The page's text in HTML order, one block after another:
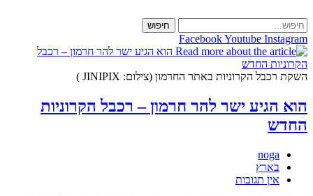
to
content
חיפוש
FacebookYoutube Instagram
השקת רכבל הקרוניות באתר החרמון (צילום: JINIPIX )
הוא הגיע ישר להר חרמון – רכבל הקרוניות
החדש
מחבר:
noga
קטגוריה:
בארץ
תגובות:
אין תגובות